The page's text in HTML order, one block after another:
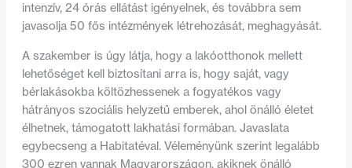
intenzív, 24 órás ellátást igényelnek, és továbbra sem
javasolja 50 fős intézmények létrehozását, meghagyását.
A szakember is úgy látja, hogy a lakóotthonok mellett
lehetőséget kell biztosítani arra is, hogy saját, vagy
bérlakásokba költözhessenek a fogyatékos vagy
hátrányos szociális helyzetű emberek, ahol önálló életet
élhetnek, támogatott lakhatási formában. Javaslata
egybecseng a Habitatéval. Véleményünk szerint legalább
300 ezren vannak Magyarországon, akiknek önálló